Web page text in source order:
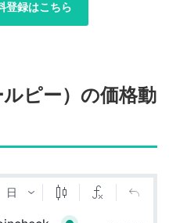
録はこちら
ピー）の価格動